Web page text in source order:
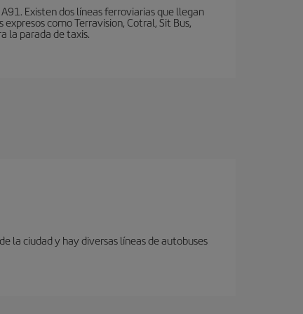
Existen dos líneas ferroviarias que llegan
como Terravision, Cotral, Sit Bus,
la parada de taxis.
la ciudad y hay diversas líneas de autobuses